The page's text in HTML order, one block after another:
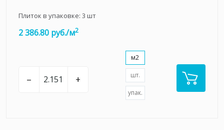
Плиток в упаковке: 3 шт
2 386.80 руб./м2
– +
м2
шт.
упак.